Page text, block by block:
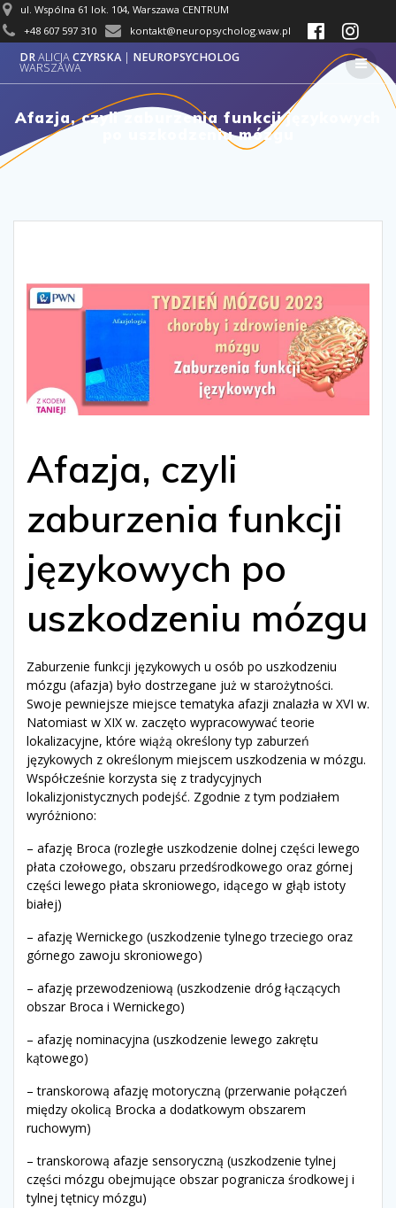
Przejdź
do
treści
ul. Wspólna 61 lok. 104, Warszawa CENTRUM
+48 607 597 310 kontakt@neuropsycholog.waw.pl
DRALICJACZYRSKA| NEUROPSYCHOLOG
WARSZAWA
Afazja, czyli zaburzenia funkcji językowych
po uszkodzeniu mózgu
Afazja, czyli
zaburzenia funkcji
językowych po
uszkodzeniu mózgu
Zaburzenie funkcji językowych u osób po uszkodzeniu
mózgu (afazja) było dostrzegane już w starożytności.
Swoje pewniejsze miejsce tematyka afazji znalazła w XVI w.
Natomiast w XIX w. zaczęto wypracowywać teorie
lokalizacyjne, które wiążą określony typ zaburzeń
językowych z określonym miejscem uszkodzenia w mózgu.
Współcześnie korzysta się z tradycyjnych
lokalizjonistycznych podejść. Zgodnie z tym podziałem
wyróżniono:
– afazję Broca (rozległe uszkodzenie dolnej części lewego
płata czołowego, obszaru przedśrodkowego oraz górnej
części lewego płata skroniowego, idącego w głąb istoty
białej)
– afazję Wernickego (uszkodzenie tylnego trzeciego oraz
górnego zawoju skroniowego)
– afazję przewodzeniową (uszkodzenie dróg łączących
obszar Broca i Wernickego)
– afazję nominacyjna (uszkodzenie lewego zakrętu
kątowego)
– transkorową afazję motoryczną (przerwanie połączeń
między okolicą Brocka a dodatkowym obszarem
ruchowym)
– transkorową afazje sensoryczną (uszkodzenie tylnej
części mózgu obejmujące obszar pogranicza środkowej i
tylnej tętnicy mózgu)